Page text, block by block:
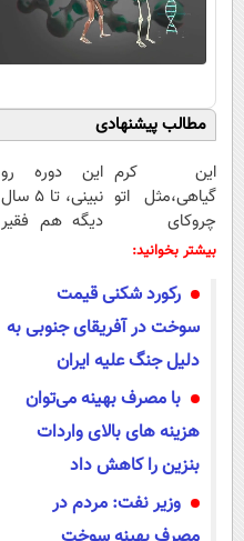
مطالب پیشنهادی
این کرم
گیاهی،مثل اتو
چروکای
پوستتوصاف
این دوره رو
نبینی، تا 5 سال
دیگه هم فقیر
کن
بیشتر بخوانید:
رکورد شکنی قیمت
سوخت در آفریقای جنوبی به
دلیل جنگ علیه ایران
با مصرف بهینه می‌توان
هزینه های بالای واردات
بنزین را کاهش داد
وزیر نفت: مردم در